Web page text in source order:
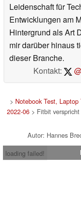
Leidenschaft für
Entwicklungen am
Hintergrund als Art
mir darüber hinaus
dieser Branche.
Kontakt:
> Notebook Test, Laptop
2022-06 > Fitbit
Autor: Hannes
loading failed!